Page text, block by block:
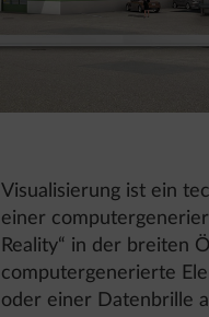
Visualisierung ist ein
einer
Reality“ in der breiten
computergenerierte
oder einer Datenbrille